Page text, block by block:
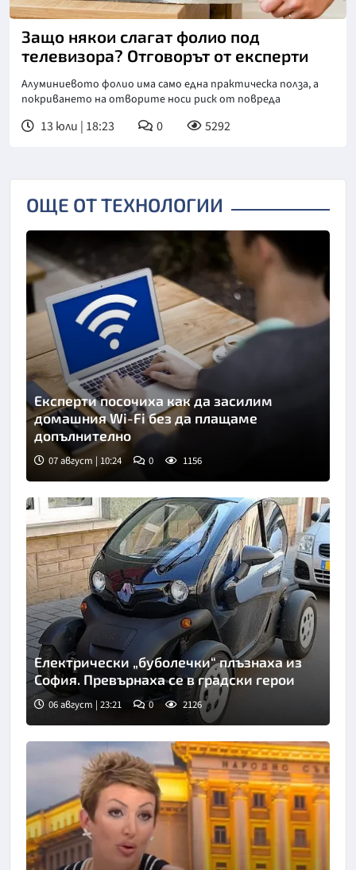
Защо някои слагат фолио под
телевизора? Отговорът от експерти
Алуминиевото фолио има само една практическа полза, а
покриването на отворите носи риск от повреда
13 юли | 18:23 0 5292
ОЩЕ ОТ ТЕХНОЛОГИИ
Снимка: Пиксабей
Експерти посочиха как да засилим
домашния Wi-Fi без да плащаме
допълнително
07 август | 10:24 0 1156
Електрически „буболечки“ плъзнаха из
София. Превърнаха се в градски герои
06 август | 23:21 0 2126